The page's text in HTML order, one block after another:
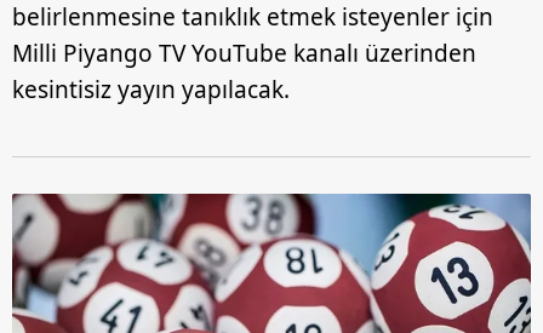
belirlenmesine tanıklık etmek isteyenler için
Milli Piyango TV YouTube kanalı üzerinden
kesintisiz yayın yapılacak.